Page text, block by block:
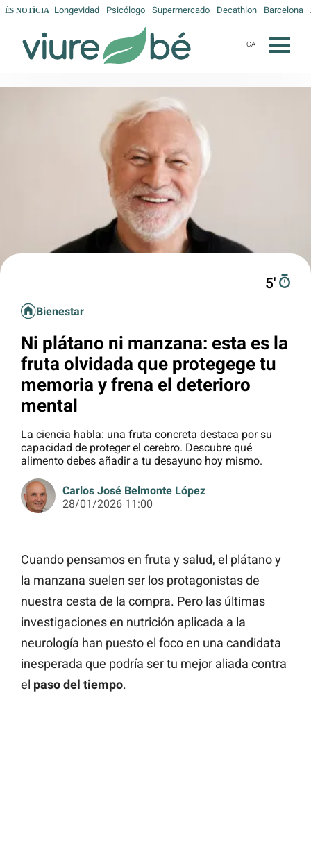
ÉS NOTÍCIA Longevidad Psicólogo Supermercado Decathlon Barcelona
CA
5′
Bienestar
Ni plátano ni manzana: esta es la
fruta olvidada que protegege tu
memoria y frena el deterioro
mental
La ciencia habla: una fruta concreta destaca por su
capacidad de proteger el cerebro. Descubre qué
alimento debes añadir a tu desayuno hoy mismo.
Carlos José Belmonte López
28/01/2026 11:00
Cuando pensamos en fruta y salud, el plátano y
la manzana suelen ser los protagonistas de
nuestra cesta de la compra. Pero las últimas
investigaciones en nutrición aplicada a la
neurología han puesto el foco en una candidata
inesperada que podría ser tu mejor aliada contra
el paso del tiempo.